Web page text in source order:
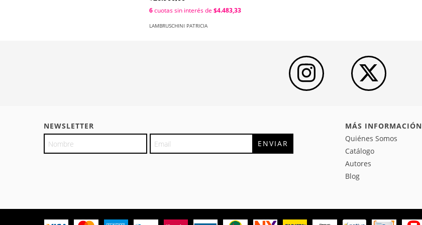
6cuotas sin interés de $4.483,33
LAMBRUSCHINI PATRICIA
NEWSLETTER
MÁS INFORMACIÓN
Quiénes Somos
Catálogo
Autores
Blog